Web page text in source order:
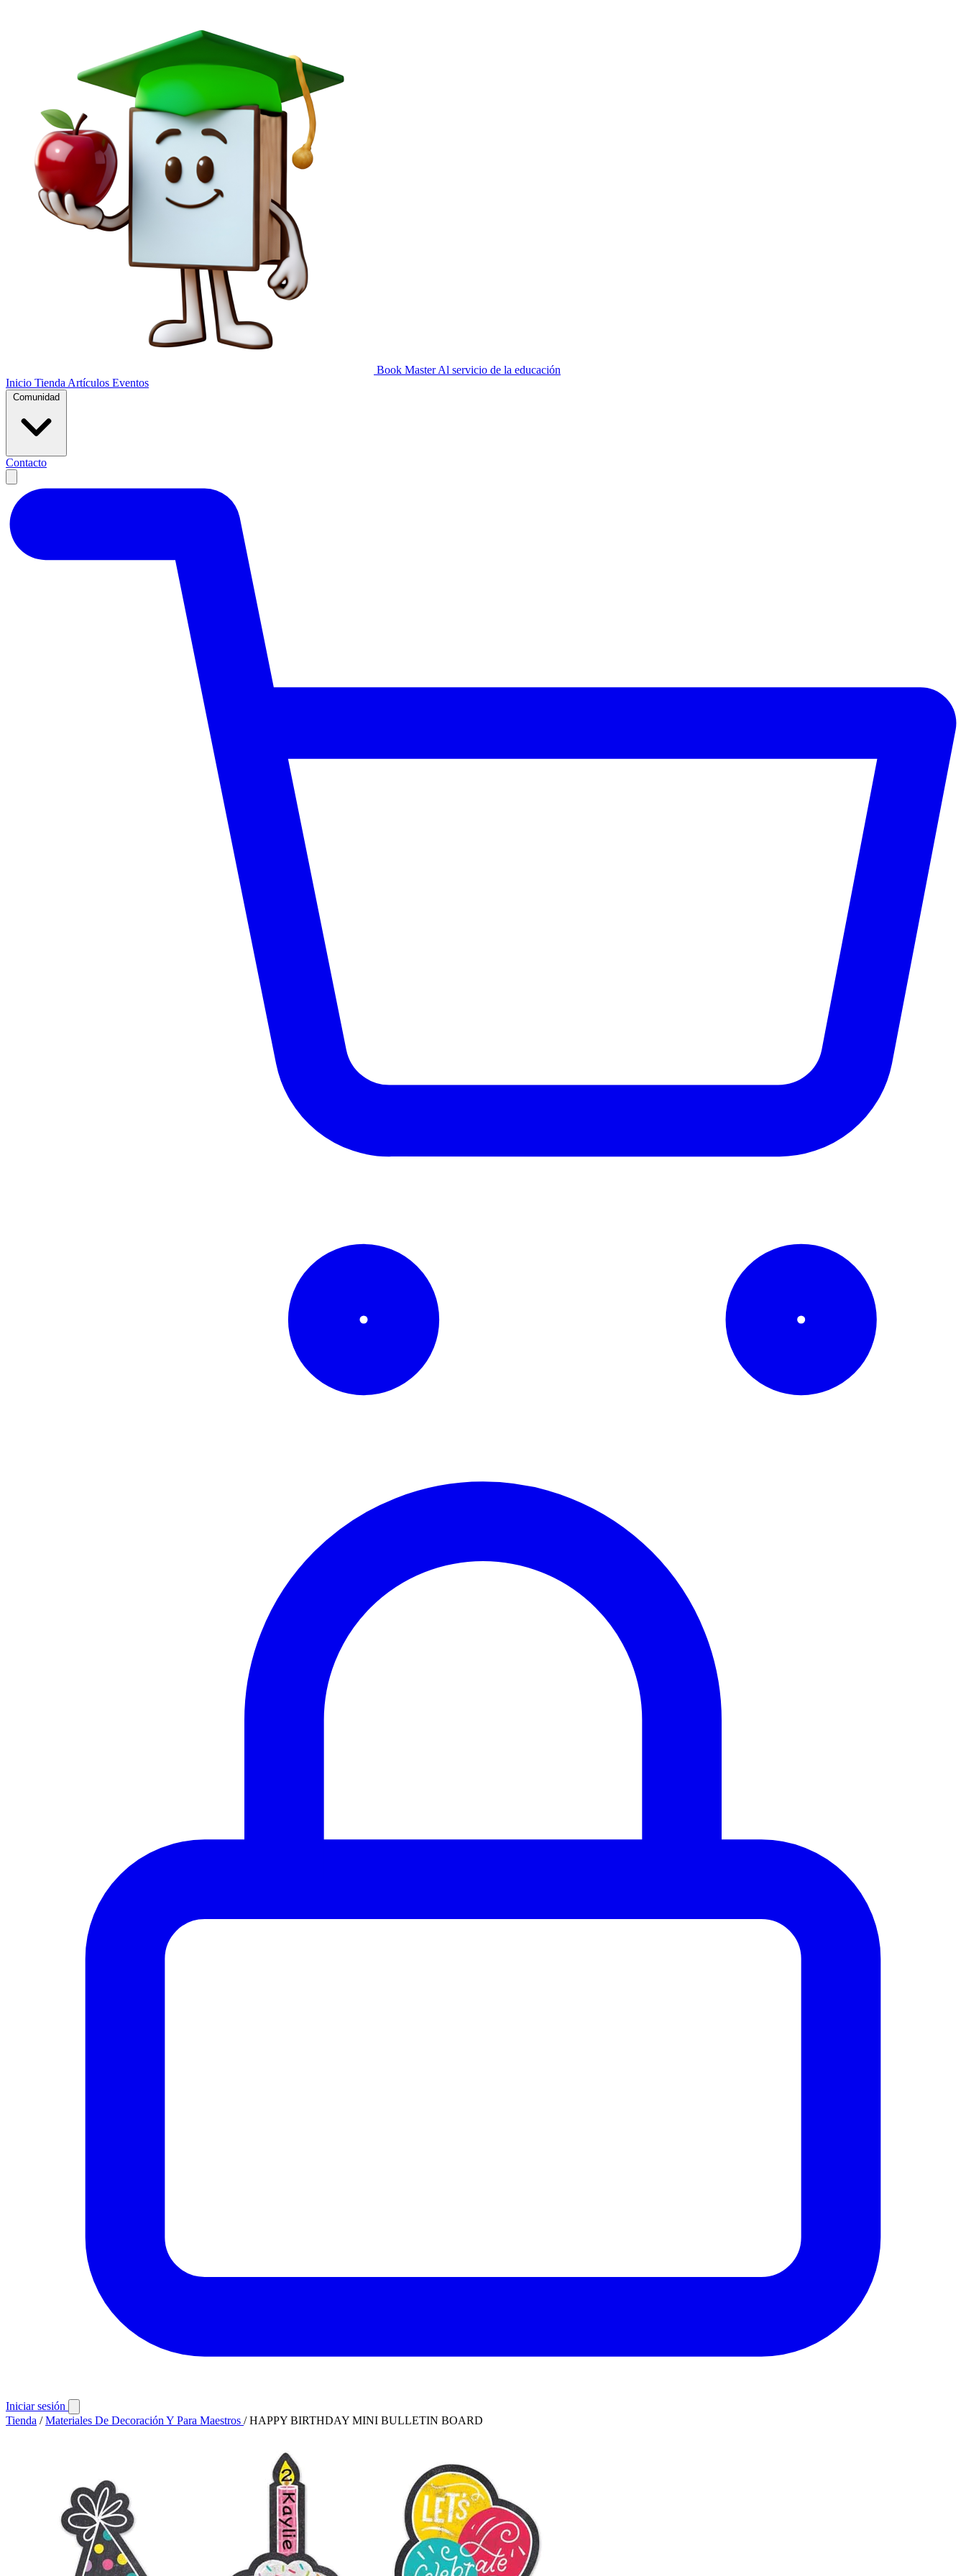
Book Master Al servicio de la educación
Inicio Tienda Artículos Eventos
Comunidad
Contacto
Iniciar sesión
Tienda / Materiales De Decoración Y Para Maestros / HAPPY BIRTHDAY MINI BULLETIN BOARD